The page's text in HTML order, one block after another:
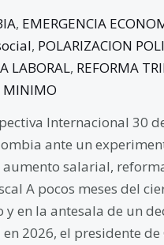
, EMERGENCIA
, POLARIZACION
LABORAL, REFORMA
MINIMO
Internacional 30
ante un
aumento salarial,
A pocos meses del
y en la antesala de un
2026, el presidente